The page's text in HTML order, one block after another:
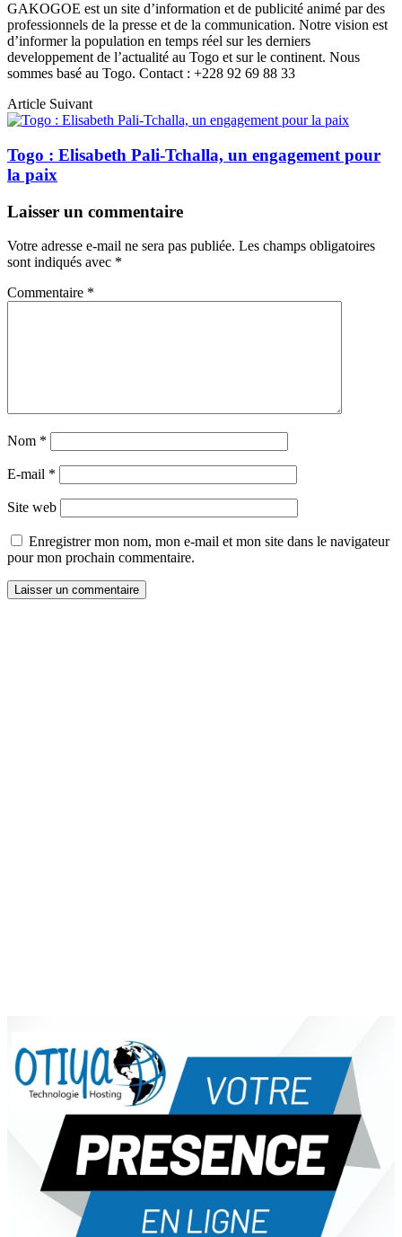
GAKOGOE est un site d’information et de publicité animé par des
professionnels de la presse et de la communication. Notre vision est
d’informer la population en temps réel sur les derniers
developpement de l’actualité au Togo et sur le continent. Nous
sommes basé au Togo. Contact : +228 92 69 88 33
Article Suivant
Togo : Elisabeth Pali-Tchalla, un engagement pour
la paix
Laisser un commentaire
Votre adresse e-mail ne sera pas publiée. Les champs obligatoires
sont indiqués avec *
Commentaire *
Nom *
E-mail *
Site web
Enregistrer mon nom, mon e-mail et mon site dans le navigateur
pour mon prochain commentaire.